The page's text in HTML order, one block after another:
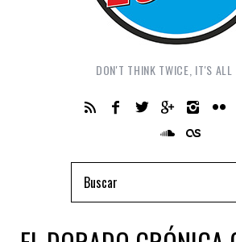
DON'T THINK TWICE, IT'S ALL